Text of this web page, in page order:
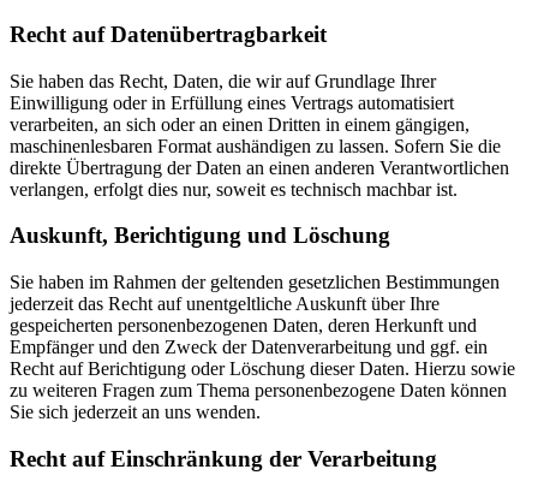
Recht auf Daten­übertrag­barkeit
Sie haben das Recht, Daten, die wir auf Grundlage Ihrer
Einwilligung oder in Erfüllung eines Vertrags automatisiert
verarbeiten, an sich oder an einen Dritten in einem gängigen,
maschinenlesbaren Format aushändigen zu lassen. Sofern Sie die
direkte Übertragung der Daten an einen anderen Verantwortlichen
verlangen, erfolgt dies nur, soweit es technisch machbar ist.
Auskunft, Berichtigung und Löschung
Sie haben im Rahmen der geltenden gesetzlichen Bestimmungen
jederzeit das Recht auf unentgeltliche Auskunft über Ihre
gespeicherten personenbezogenen Daten, deren Herkunft und
Empfänger und den Zweck der Datenverarbeitung und ggf. ein
Recht auf Berichtigung oder Löschung dieser Daten. Hierzu sowie
zu weiteren Fragen zum Thema personenbezogene Daten können
Sie sich jederzeit an uns wenden.
Recht auf Einschränkung der Verarbeitung